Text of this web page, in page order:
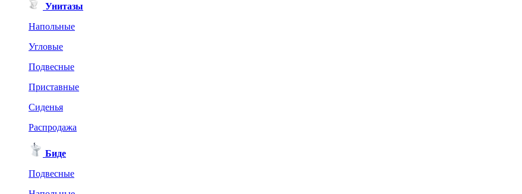
Унитазы
Напольные
Угловые
Подвесные
Приставные
Сиденья
Распродажа
Биде
Подвесные